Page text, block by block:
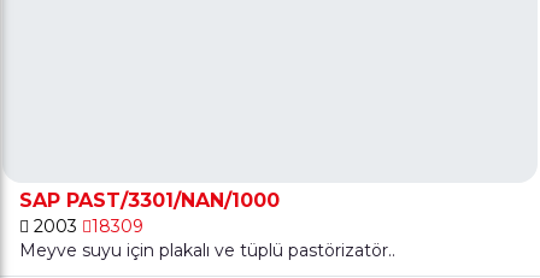
SAP PAST/3301/NAN/1000
2003
18309
Meyve suyu için plakalı ve tüplü pastörizatör..